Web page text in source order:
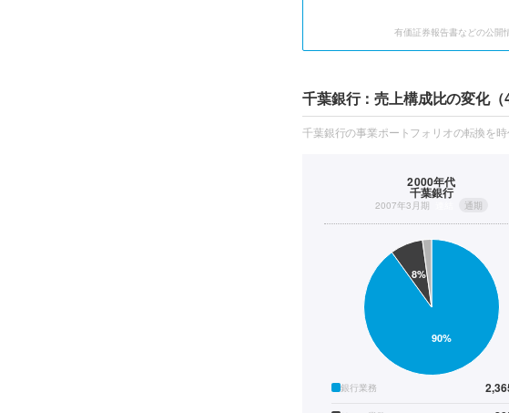
有価証券報告書などの公開
千葉銀行：売上構成比の変化（
千葉銀行の事業ポートフォリオの転換を
2000年代
千葉銀行
2007年3月期 通期
銀行業務